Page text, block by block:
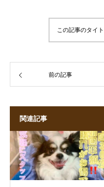
この記事のタイ
前の記事
関連記事